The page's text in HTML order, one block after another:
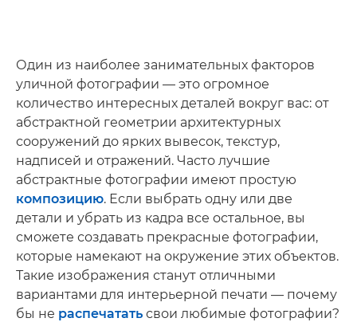
Один из наиболее занимательных факторов
уличной фотографии — это огромное
количество интересных деталей вокруг вас: от
абстрактной геометрии архитектурных
сооружений до ярких вывесок, текстур,
надписей и отражений. Часто лучшие
абстрактные фотографии имеют простую
композицию. Если выбрать одну или две
детали и убрать из кадра все остальное, вы
сможете создавать прекрасные фотографии,
которые намекают на окружение этих объектов.
Такие изображения станут отличными
вариантами для интерьерной печати — почему
бы не распечатать свои любимые фотографии?